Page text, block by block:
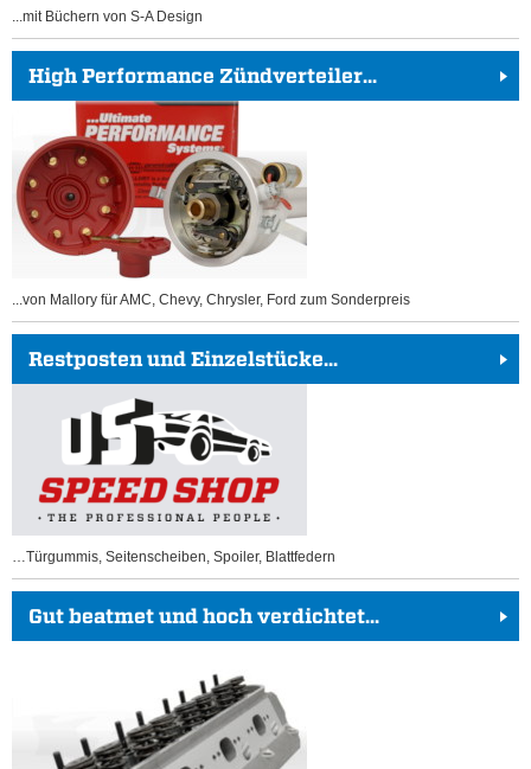
...mit Büchern von S-A Design
High Performance Zündverteiler...
...von Mallory für AMC, Chevy, Chrysler, Ford zum Sonderpreis
Restposten und Einzelstücke...
…Türgummis, Seitenscheiben, Spoiler, Blattfedern
Gut beatmet und hoch verdichtet...